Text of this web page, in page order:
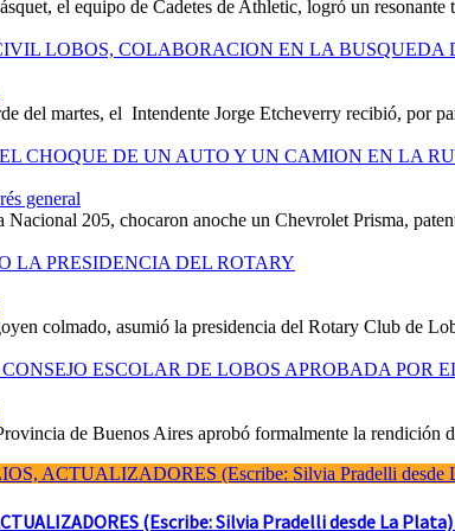
el equipo de Cadetes de Athletic, logró un
LOBOS, COLABORACION EN LA
del martes, el Intendente Jorge Etcheverry recibió, por
CHOQUE DE UN AUTO Y UN CAMION EN LA
general
Nacional 205, chocaron anoche un Chevrolet Prisma,
LA PRESIDENCIA DEL ROTARY
colmado, asumió la presidencia del Rotary Club de
ESCOLAR DE LOBOS APROBADA POR
de Buenos Aires aprobó formalmente la rendición
(Escribe: Silvia Pradelli desde La